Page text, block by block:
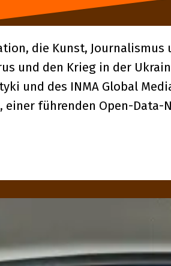
die Kunst, Journalismus
und den Krieg in der
und des INMA Global
führenden Open-Data-